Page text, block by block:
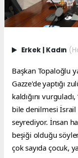
Erkek | Kadın
Başkan Topaloğlu
Gazze'de yaptığı
kaldığını
bile denilmesi
seyrediyor. İnsan
beşiği olduğu
çok sayıda çocuk,